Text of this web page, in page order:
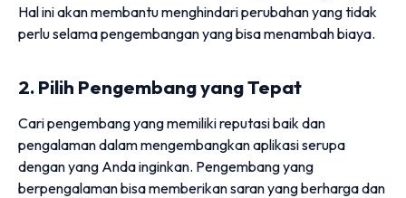
Hal ini akan membantu menghindari perubahan yang tidak
perlu selama pengembangan yang bisa menambah biaya.
2. Pilih Pengembang yang Tepat
Cari pengembang yang memiliki reputasi baik dan
pengalaman dalam mengembangkan aplikasi serupa
dengan yang Anda inginkan. Pengembang yang
berpengalaman bisa memberikan saran yang berharga dan